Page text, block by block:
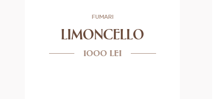
FUMARI
LIMONCELLO
1000 lei